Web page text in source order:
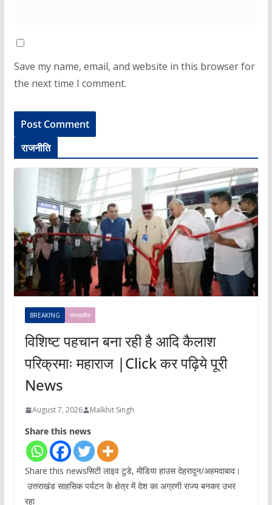
Save my name, email, and website in this browser for
the next time I comment.
राजनीति
BREAKING संपादकीय
विशिष्ट पहचान बना रही है आदि कैलाश
परिक्रमाः महाराज |Click कर पढ़िये पूरी
News
August 7, 2026 Malkhit Singh
Share this news
Share this newsसिटी लाइव टुडे, मीडिया हाउस देहरादून/अहमदाबाद।
उत्तराखंड साहसिक पर्यटन के क्षेत्र में देश का अग्रणी राज्य बनकर उभर
रहा